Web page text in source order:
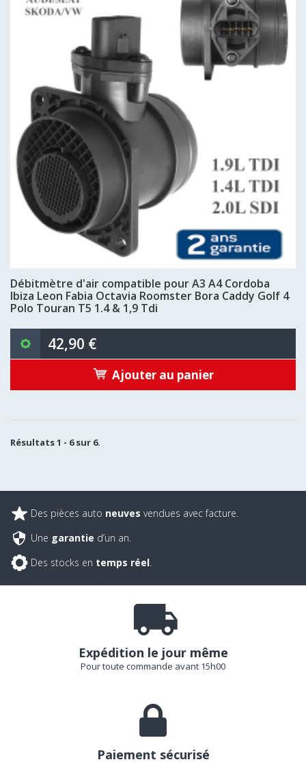
Débitmètre d'air compatible pour A3 A4 Cordoba
Ibiza Leon Fabia Octavia Roomster Bora Caddy Golf 4
Polo Touran T5 1.4 & 1,9 Tdi
42,90 €
Ajouter au panier
Résultats 1 - 6 sur 6.
Des pièces auto neuves vendues avec facture.
Une garantie d’un an.
Des stocks en temps réel.
Expédition le jour même
Pour toute commande avant 15h00
Paiement sécurisé